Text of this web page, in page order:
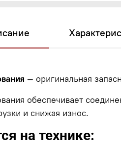
— оригинальная
обеспечивает
и снижая износ.
на технике: